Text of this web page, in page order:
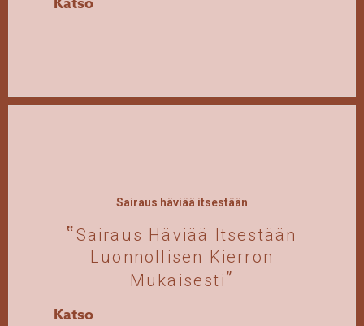
Sairaus häviää itsestään
Sairaus Häviää Itsestään
Luonnollisen Kierron
Mukaisesti
Katso